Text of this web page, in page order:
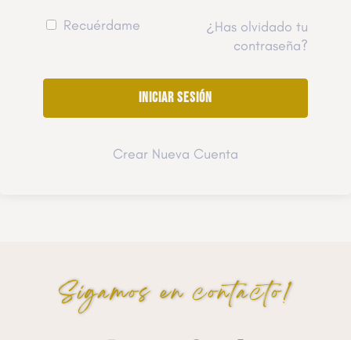
Recuérdame
¿Has olvidado tu
contraseña?
Crear Nueva Cuenta
Sigamos en contacto!